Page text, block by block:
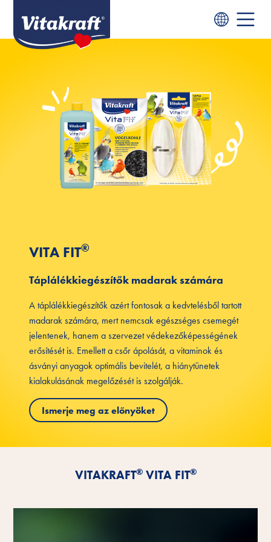
VITA FIT®
Táplálékkiegészítők madarak számára
A táplálékkiegészítők azért fontosak a kedvtelésből tartott
madarak számára, mert nemcsak egészséges csemegét
jelentenek, hanem a szervezet védekezőképességének
erősítését is. Emellett a csőr ápolását, a vitaminok és
ásványi anyagok optimális bevitelét, a hiánytünetek
kialakulásának megelőzését is szolgálják.
Ismerje meg az előnyöket
VITAKRAFT®VITA FIT®